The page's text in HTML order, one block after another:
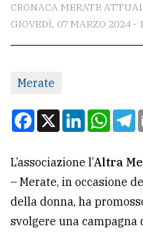
redazione
Scrivici
la
tua
pubblicità
CRONACA MERATE
GIOVEDÌ, 07 MARZO 2024 -
Merate
Facebook
X LinkedIn
L’associazione l’Altra
– Merate, in occasione
della donna, ha
svolgere una